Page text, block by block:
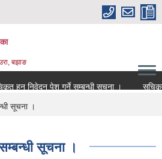
बझाङ
निवेदन पेश गर्ने सम्बन्धी सूचना ।
सूचिकृत
सूचना ।
सूचना ।